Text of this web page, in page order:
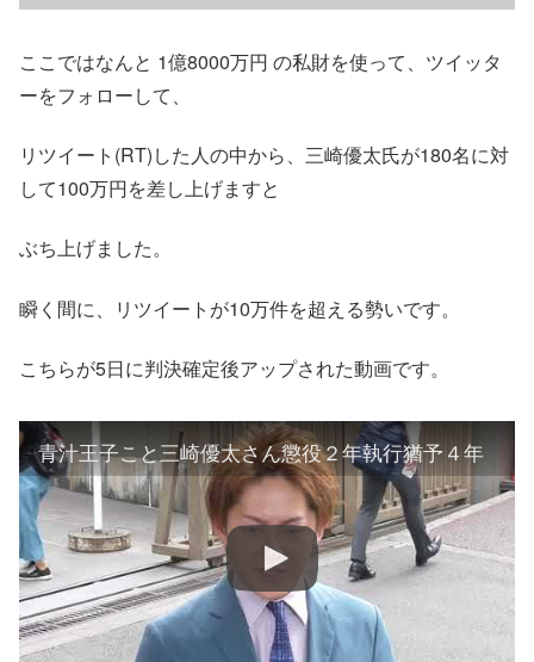
ここではなんと 1億8000万円 の私財を使って、ツイッタ
ーをフォローして、
リツイート(RT)した人の中から、三崎優太氏が180名に対
して100万円を差し上げますと
ぶち上げました。
瞬く間に、リツイートが10万件を超える勢いです。
こちらが5日に判決確定後アップされた動画です。
青汁王子こと三崎優太さん懲役２年執行猶予４年